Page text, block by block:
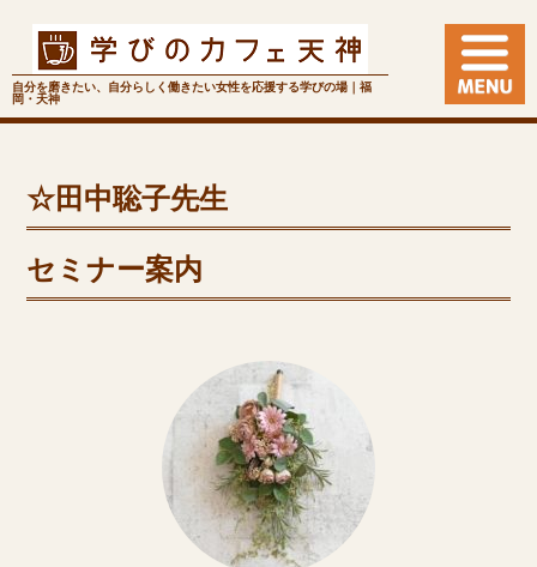
自分を磨きたい、自分らしく働きたい女性を応援する学びの場｜福
岡・天神
☆田中聡子先生
セミナー案内